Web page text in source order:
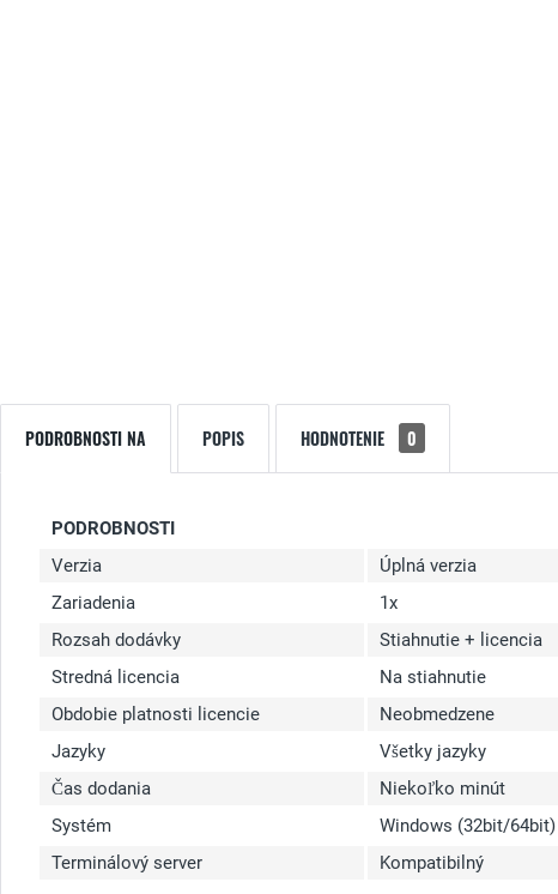
PODROBNOSTI NA POPIS HODNOTENIE 0
PODROBNOSTI
Verzia
Úplná verzia
Zariadenia
1x
Rozsah dodávky
Stiahnutie + licencia
Stredná licencia
Na stiahnutie
Obdobie platnosti licencie
Neobmedzene
Jazyky
Všetky jazyky
Čas dodania
Niekoľko minút
Systém
Windows (32bit/64bit)
Terminálový server
Kompatibilný